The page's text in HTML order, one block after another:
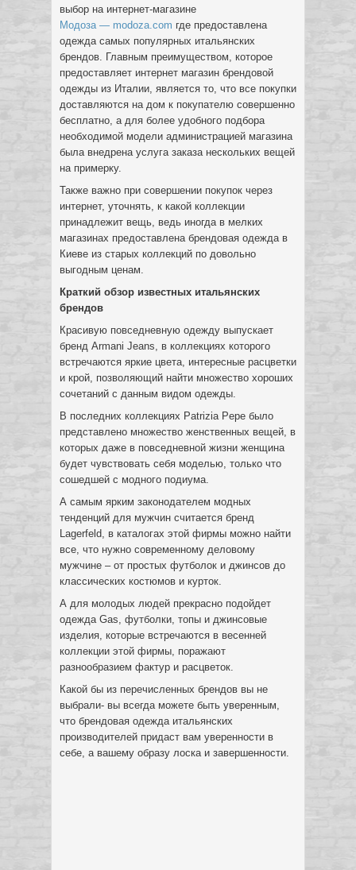
выбор на интернет-магазине
Модоза — modoza.com где предоставлена
одежда самых популярных итальянских
брендов. Главным преимуществом, которое
предоставляет интернет магазин брендовой
одежды из Италии, является то, что все покупки
доставляются на дом к покупателю совершенно
бесплатно, а для более удобного подбора
необходимой модели администрацией магазина
была внедрена услуга заказа нескольких вещей
на примерку.
Также важно при совершении покупок через
интернет, уточнять, к какой коллекции
принадлежит вещь, ведь иногда в мелких
магазинах предоставлена брендовая одежда в
Киеве из старых коллекций по довольно
выгодным ценам.
Краткий обзор известных итальянских
брендов
Красивую повседневную одежду выпускает
бренд Armani Jeans, в коллекциях которого
встречаются яркие цвета, интересные расцветки
и крой, позволяющий найти множество хороших
сочетаний с данным видом одежды.
В последних коллекциях Patrizia Pepe было
представлено множество женственных вещей, в
которых даже в повседневной жизни женщина
будет чувствовать себя моделью, только что
сошедшей с модного подиума.
А самым ярким законодателем модных
тенденций для мужчин считается бренд
Lagerfeld, в каталогах этой фирмы можно найти
все, что нужно современному деловому
мужчине – от простых футболок и джинсов до
классических костюмов и курток.
А для молодых людей прекрасно подойдет
одежда Gas, футболки, топы и джинсовые
изделия, которые встречаются в весенней
коллекции этой фирмы, поражают
разнообразием фактур и расцветок.
Какой бы из перечисленных брендов вы не
выбрали- вы всегда можете быть уверенным,
что брендовая одежда итальянских
производителей придаст вам уверенности в
себе, а вашему образу лоска и завершенности.